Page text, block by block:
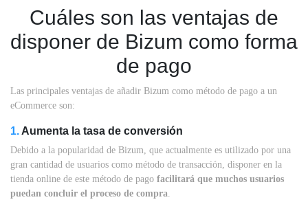
Cuáles son las ventajas de
disponer de Bizum como forma
de pago
Las principales ventajas de añadir Bizum como método de pago a un
eCommerce son:
1. Aumenta la tasa de conversión
Debido a la popularidad de Bizum, que actualmente es utilizado por una
gran cantidad de usuarios como método de transacción, disponer en la
tienda online de este método de pago facilitará que muchos usuarios
puedan concluir el proceso de compra